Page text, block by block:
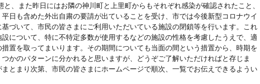
と、また昨日にはお隣の神川町と上里町からもそれぞれ感染が確認されたこと、
日も含めた外出自粛の要請が出ていることを受け、市では今後新型コロナウイ
づいて、市民の皆さまにご利用いただいている施設の閉鎖等を行います。これ
について、特に不特定多数が使用するなどの施設の性格を考慮したうえで、適
置を取ってまいります。その期間についても当面の間という措置から、時期を
かのパターンに分かれると思いますが、どうぞご了解いただければと存じま
とまり次第、市民の皆さまにホームページで順次、一覧でお伝えできるようい